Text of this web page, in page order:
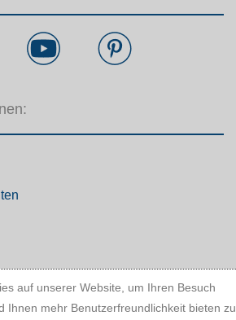
auf unserer Website, um Ihren Besuch
Ihnen mehr Benutzerfreundlichkeit bieten zu